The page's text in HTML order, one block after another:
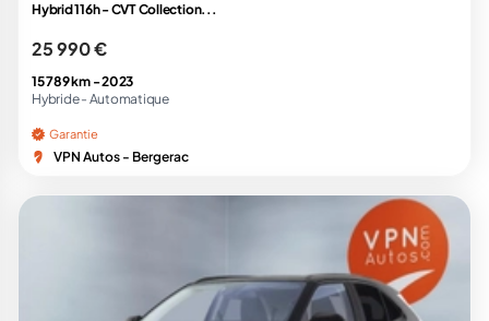
Hybrid 116h - CVT Collection...
25 990 €
15 789 km -2023
Hybride - Automatique
Garantie
VPN Autos - Bergerac